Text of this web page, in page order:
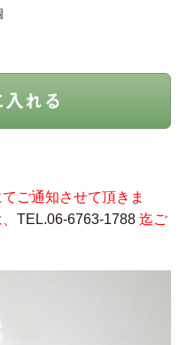
ご通知させて頂きま
TEL.06-6763-1788迄ご